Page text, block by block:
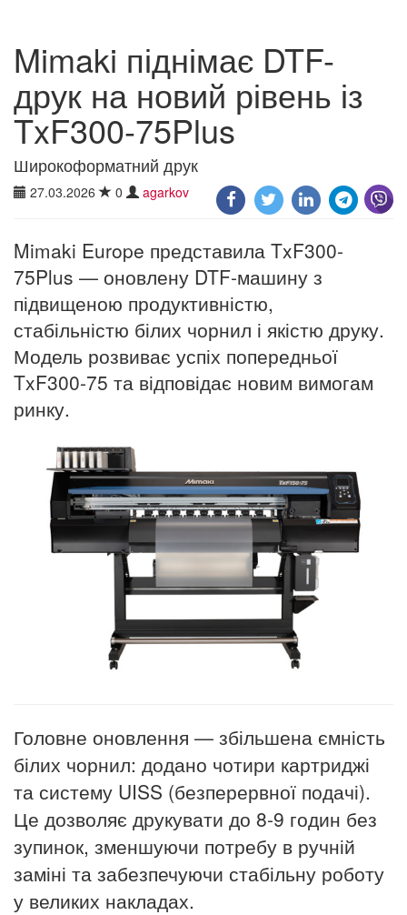
Mimaki піднімає DTF-
друк на новий рівень із
TxF300-75Plus
Широкоформатний друк
27.03.2026 0 agarkov
Mimaki Europe представила TxF300-
75Plus — оновлену DTF-машину з
підвищеною продуктивністю,
стабільністю білих чорнил і якістю друку.
Модель розвиває успіх попередньої
TxF300-75 та відповідає новим вимогам
ринку.
Головне оновлення — збільшена ємність
білих чорнил: додано чотири картриджі
та систему UISS (безперервної подачі).
Це дозволяє друкувати до 8-9 годин без
зупинок, зменшуючи потребу в ручній
заміні та забезпечуючи стабільну роботу
у великих накладах.